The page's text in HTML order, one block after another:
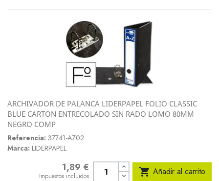
ARCHIVADOR DE PALANCA LIDERPAPEL FOLIO CLASSIC
BLUE CARTON ENTRECOLADO SIN RADO LOMO 80MM
NEGRO COMP
Referencia: 37741-AZ02
Marca: LIDERPAPEL
1,89 €
Impuestos incluidos  Añadir al carrito